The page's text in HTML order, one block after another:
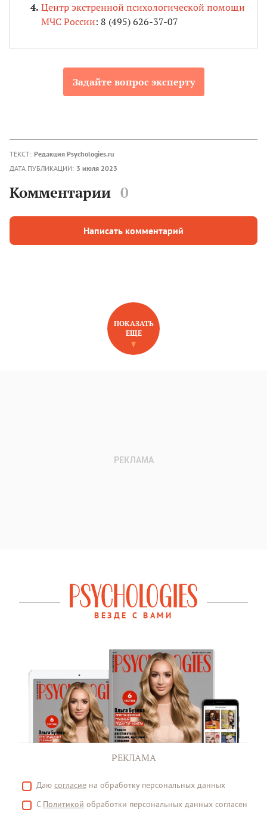
Центр экстренной психологической помощи
МЧС России: 8 (495) 626-37-07
Задайте вопрос эксперту
ТЕКСТ: Редакция Psychologies.ru
ДАТА ПУБЛИКАЦИИ: 3 июля 2023
Комментарии 0
Написать комментарий
НОВОЕ НА САЙТЕ
ПОКАЗАТЬ
ЕЩЕ
ВЕЗДЕ С ВАМИ
РЕКЛАМА
Даю согласие на обработку персональных данных
С Политикой обработки персональных данных согласен